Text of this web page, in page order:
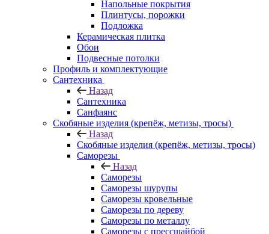
Напольные покрытия
Плинтусы, порожки
Подложка
Керамическая плитка
Обои
Подвесные потолки
Профиль и комплектующие
Сантехника
Назад
Сантехника
Санфаянс
Скобяные изделия (крепёж, метизы, тросы)
Назад
Скобяные изделия (крепёж, метизы, тросы)
Саморезы
Назад
Саморезы
Саморезы шурупы
Саморезы кровельные
Саморезы по дереву
Саморезы по металлу
Саморезы с прессшайбой